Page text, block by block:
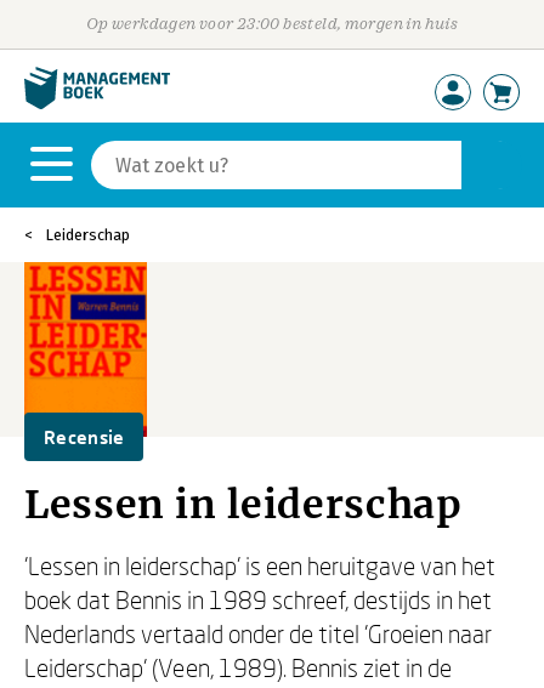
Op werkdagen voor 23:00 besteld, morgen in huis
Leiderschap
Recensie
Lessen in leiderschap
'Lessen in leiderschap' is een heruitgave van het
boek dat Bennis in 1989 schreef, destijds in het
Nederlands vertaald onder de titel 'Groeien naar
Leiderschap' (Veen, 1989). Bennis ziet in de